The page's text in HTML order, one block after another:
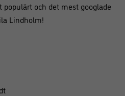
och det mest googlade
Lindholm!